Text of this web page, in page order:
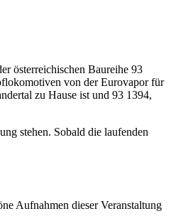
österreichischen Baureihe 93
von der Eurovapor für
zu Hause ist und 93 1394,
stehen. Sobald die laufenden
Aufnahmen dieser Veranstaltung